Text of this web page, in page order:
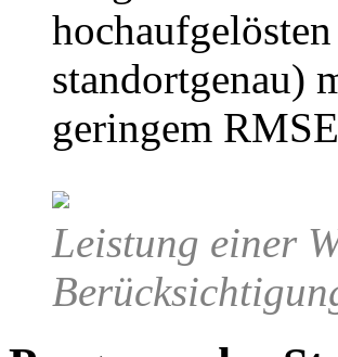
standortgenau)
geringem RMSE
Leistung einer